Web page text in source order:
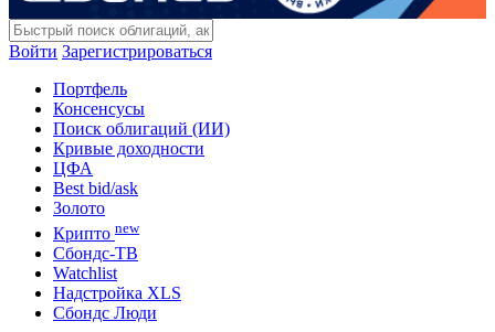
Войти Зарегистрироваться
Портфель
Консенсусы
Поиск облигаций (ИИ)
Кривые доходности
ЦФА
Best bid/ask
Золото
Крипто new
Сбондс-ТВ
Watchlist
Надстройка XLS
Сбондс Люди